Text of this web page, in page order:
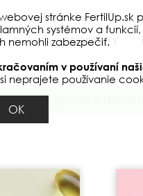
PRODUKTY
stránke FertilUp.sk
systémov a
nemohli zabezpečiť.
v používaní
neprajete používanie
OK